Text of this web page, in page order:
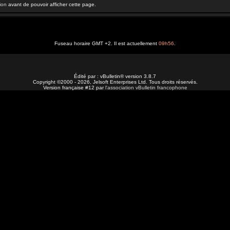
avant de pouvoir afficher cette page.
Fuseau horaire GMT +2. Il est actuellement 09h56
Édité par : vBulletin® version 3.8.7
Copyright ©2000 - 2026, Jelsoft Enterprises Ltd. Tous droits réservés.
Version française #12 parl'association vBulletin francophone